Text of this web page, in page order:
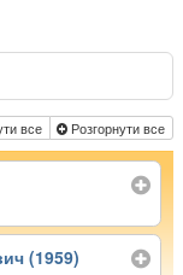
все Розгорнути все
(1959)